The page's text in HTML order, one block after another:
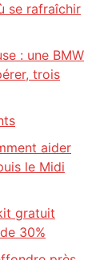
se rafraîchir
: une BMW
trois
aider
le Midi
gratuit
30%